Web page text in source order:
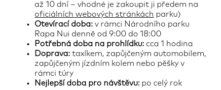
až 10 dní – vhodné je zakoupit ji předem na
oficiálních webových stránkách parku)
Otevírací doba: v rámci Národního parku
Rapa Nui denně od 9:00 do 18:00
Potřebná doba na prohlídku: cca 1 hodina
Doprava: taxíkem, zapůjčeným automobilem,
zapůjčeným jízdním kolem nebo pěšky v
rámci túry
Nejlepší doba pro návštěvu: po celý rok